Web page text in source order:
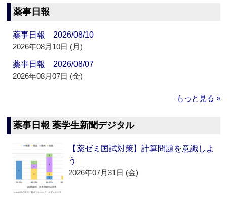
薬事日報
薬事日報 2026/08/10
2026年08月10日 (月)
薬事日報 2026/08/07
2026年08月07日 (金)
もっと見る »
薬事日報 薬学生新聞デジタル
【薬ゼミ国試対策】計算問題を意識しよ
う
2026年07月31日 (金)